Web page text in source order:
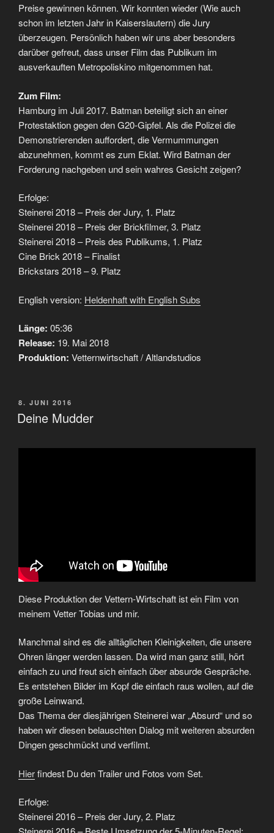
Preise gewinnen können. Wir konnten wieder (Wie auch
schon im letzten Jahr in Kaiserslautern) die Jury
überzeugen. Persönlich haben wir uns aber besonders
darüber gefreut, dass unser Film das Publikum im
ausverkauften Metropoliskino mitgenommen hat.
Zum Film:
Hamburg im Juli 2017. Batman beteiligt sich an einer
Protestaktion gegen den G20-Gipfel. Als die Polizei die
Demonstrierenden auffordert, die Vermummungen
abzunehmen, kommt es zum Eklat. Wird Batman der
Forderung nachgeben und sein wahres Gesicht zeigen?
Erfolge:
Steinerei 2018 – Preis der Jury, 1. Platz
Steinerei 2018 – Preis der Brickfilmer, 3. Platz
Steinerei 2018 – Preis des Publikums, 1. Platz
Cine Brick 2018 – Finalist
Brickstars 2018 – 9. Platz
English version: Heldenhaft with English Subs
Länge: 05:36
Release: 19. Mai 2018
Produktion: Vetternwirtschaft / Altlandstudios
VERÖFFENTLICHT
AM
8. JUNI 2016
Deine Mudder
Diese Produktion der Vettern-Wirtschaft ist ein Film von
meinem Vetter Tobias und mir.
Manchmal sind es die alltäglichen Kleinigkeiten, die unsere
Ohren länger werden lassen. Da wird man ganz still, hört
einfach zu und freut sich einfach über absurde Gespräche.
Es entstehen Bilder im Kopf die einfach raus wollen, auf die
große Leinwand.
Das Thema der diesjährigen Steinerei war „Absurd“ und so
haben wir diesen belauschten Dialog mit weiteren absurden
Dingen geschmückt und verfilmt.
Hierfindest Du den Trailer und Fotos vom Set.
Erfolge:
Steinerei 2016 – Preis der Jury, 2. Platz